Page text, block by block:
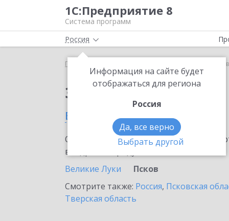
1С:Предприятие 8
Система программ
Россия
Информация на сайте будет
отображаться для региона
Россия
Да, все верно
Выбрать другой
Главная 1С:Курьер
Заказать 1С:Курьер
в Пскове
Ознакомьтесь с информационными
внедрение продукта.
Великие Луки
Псков
Смотрите также: Россия, Псковская
Тверская область